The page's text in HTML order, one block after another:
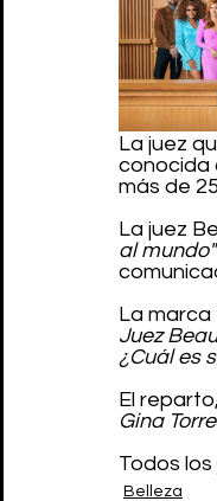
La juez
conocida
más de
La juez
al mundo"
La
Juez
¿Cuál es
El
Gina
Todos
Belleza